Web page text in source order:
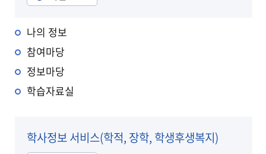
나의 정보
참여마당
정보마당
학습자료실
학사정보 서비스(학적, 장학, 학생후생복지)